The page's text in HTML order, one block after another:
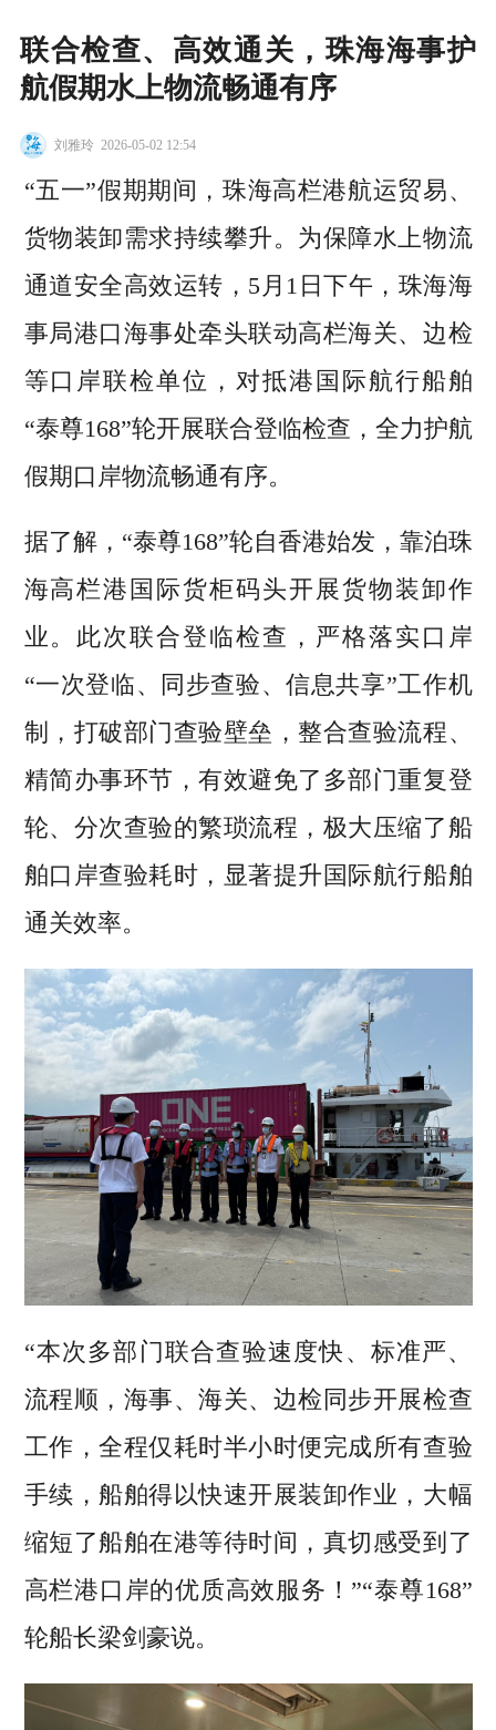
联合检查、高效通关，珠海海事护
航假期水上物流畅通有序
刘雅玲 2026-05-02 12:54
“五一”假期期间，珠海高栏港航运贸易、
货物装卸需求持续攀升。为保障水上物流
通道安全高效运转，5月1日下午，珠海海
事局港口海事处牵头联动高栏海关、边检
等口岸联检单位，对抵港国际航行船舶
“泰尊168”轮开展联合登临检查，全力护航
假期口岸物流畅通有序。
据了解，“泰尊168”轮自香港始发，靠泊珠
海高栏港国际货柜码头开展货物装卸作
业。此次联合登临检查，严格落实口岸
“一次登临、同步查验、信息共享”工作机
制，打破部门查验壁垒，整合查验流程、
精简办事环节，有效避免了多部门重复登
轮、分次查验的繁琐流程，极大压缩了船
舶口岸查验耗时，显著提升国际航行船舶
通关效率。
“本次多部门联合查验速度快、标准严、
流程顺，海事、海关、边检同步开展检查
工作，全程仅耗时半小时便完成所有查验
手续，船舶得以快速开展装卸作业，大幅
缩短了船舶在港等待时间，真切感受到了
高栏港口岸的优质高效服务！”“泰尊168”
轮船长梁剑豪说。